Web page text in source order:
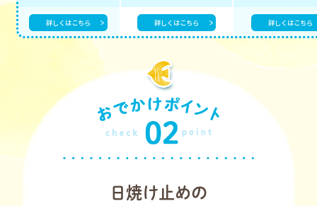
詳しくはこちら 詳しくはこちら 詳しくはこちら
日焼け止めの